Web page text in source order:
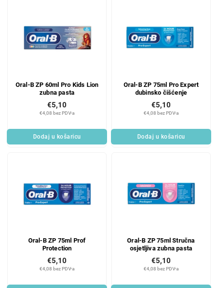
Oral-B ZP 60ml Pro Kids Lion
zubna pasta
€4,08 bez PDV-a
€5,10
Dodaj u košaricu
Oral-B ZP 75ml Pro Expert
dubinsko čišćenje
€4,08 bez PDV-a
€5,10
Dodaj u košaricu
Oral-B ZP 75ml Prof
Protection
€4,08 bez PDV-a
€5,10
Oral-B ZP 75ml Stručna
osjetljiva zubna pasta
€4,08 bez PDV-a
€5,10